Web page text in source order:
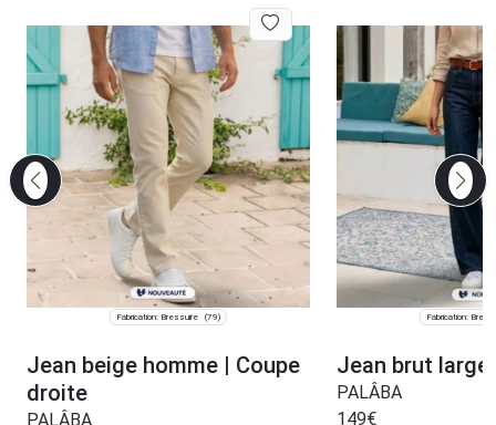
Fabrication: Bressuire (79)
Jean beige homme | Coupe
droite
PALÂBA
Fabrication:
Jean brut large
PALÂBA
149€